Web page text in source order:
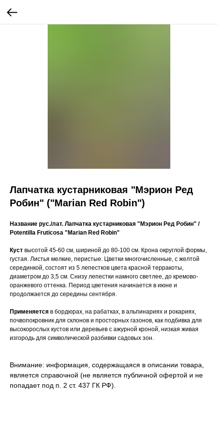
Лапчатка кустарниковая "Мэрион Ред
Робин" ("Marian Red Robin")
Название рус./лат. Лапчатка кустарниковая "Мэрион Ред Робин" /
Potentilla Fruticosa "Marian Red Robin"
Куст высотой 45-60 см, шириной до 80-100 см. Крона округлой формы,
густая. Листья мелкие, перистые. Цветки многочисленные, с желтой
серединкой, состоят из 5 лепестков цвета красной терракоты,
диаметром до 3,5 см. Снизу лепестки намного светлее, до кремово-
оранжевого оттенка. Период цветения начинается в июне и
продолжается до середины сентября.
Применяется в бордюрах, на рабатках, в альпинариях и рокариях,
почвопокровник для склонов и просторных газонов, как подбивка для
высокорослых кустов или деревьев с ажурной кроной, низкая живая
изгородь для символической разбивки садовых зон.
Внимание: информация, содержащаяся в описании товара,
является справочной (не является публичной офертой и не
попадает под п. 2 ст. 437 ГК РФ).